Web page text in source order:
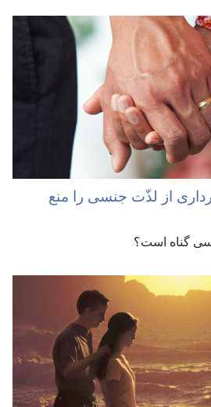
از لذّت جنسی را منع
گناه است؟‏